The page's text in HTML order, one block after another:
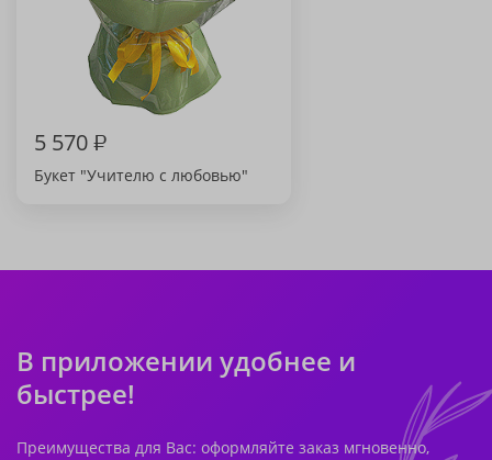
5 570₽
Букет "Учителю с любовью"
В приложении удобнее и
быстрее!
Преимущества для Вас: оформляйте заказ мгновенно,